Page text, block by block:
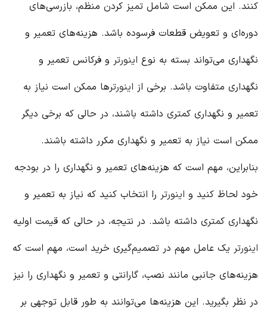
کنند. این ممکن است شامل تمیز کردن منظم، بازرسی‌های
دوره‌ای و تعویض قطعات فرسوده باشد. هزینه‌های تعمیر و
نگهداری می‌تواند بسته به نوع اینورتر و فرکانس تعمیر و
نگهداری متفاوت باشد. برخی از اینورترها ممکن است نیاز به
تعمیر و نگهداری کمتری داشته باشند، در حالی که برخی دیگر
ممکن است نیاز به تعمیر و نگهداری مکرر داشته باشند.
بنابراین، مهم است که هزینه‌های تعمیر و نگهداری را در بودجه
خود لحاظ کنید و اینورتر را انتخاب کنید که نیاز به تعمیر و
نگهداری کمتری داشته باشد. در نتیجه، در حالی که قیمت اولیه
اینورتر یک عامل مهم در تصمیم‌گیری خرید است، مهم است که
هزینه‌های جانبی مانند نصب، گارانتی و تعمیر و نگهداری را نیز
در نظر بگیرید. این هزینه‌ها می‌توانند به طور قابل توجهی بر